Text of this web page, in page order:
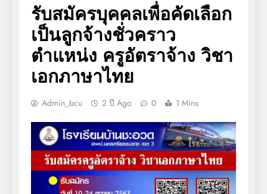
รับสมัครบุคคลเพื่อคัดเลือก
เป็นลูกจ้างชั่วคราว
ตำแหน่ง ครูอัตราจ้าง วิชา
เอกภาษาไทย
Admin_bcu 2 ปี Ago 0 1 Mins